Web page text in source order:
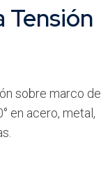
Tensión
sobre marco de
en acero, metal,